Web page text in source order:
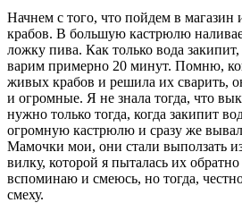
Начнем с того, что пойдем в магазин
крабов. В большую кастрюлю
ложку пива. Как только вода
варим примерно 20 минут. Помню,
живых крабов и решила их сварить,
и огромные. Я не знала тогда, что
нужно только тогда, когда закипит
огромную кастрюлю и сразу же
Мамочки мои, они стали выползать
вилку, которой я пыталась их
вспоминаю и смеюсь, но тогда,
смеху.